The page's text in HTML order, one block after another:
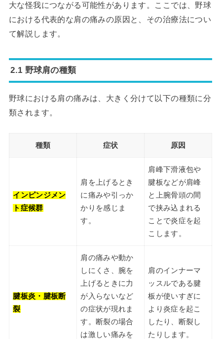
大な怪我につながる可能性があります。ここでは、野球
における代表的な肩の痛みの原因と、その治療法につい
て解説します。
2.1 野球肩の種類
野球における肩の痛みは、大きく分けて以下の種類に分
類されます。
種類 症状 原因
インピンジメン
ト症候群
肩を上げるとき
に痛みや引っか
かりを感じま
す。
肩峰下滑液包や
腱板などが肩峰
と上腕骨頭の間
で挟み込まれる
ことで炎症を起
こします。
腱板炎・腱板断
裂
肩の痛みや動か
しにくさ、腕を
上げるときに力
が入らないなど
の症状が現れま
す。断裂の場合
は激しい痛みを
肩のインナーマ
ッスルである腱
板が使いすぎに
より炎症を起こ
したり、断裂し
たりします。